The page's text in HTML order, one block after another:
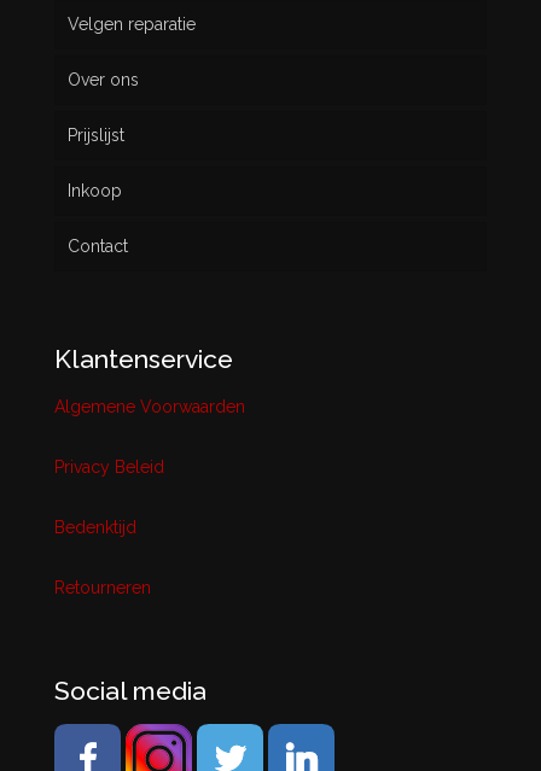
Gebruikt
Velgen reparatie
Over ons
Prijslijst
Inkoop
Contact
Klantenservice
Algemene Voorwaarden
Privacy Beleid
Bedenktijd
Retourneren
Social media